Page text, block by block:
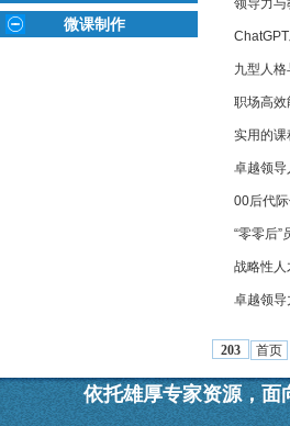
微课制作
领导力与
九型人格
职场高效
实用的课
卓越领导
00后代际
“零零后”
战略性人
卓越领导
203 首页
依托雄厚专家资源，面